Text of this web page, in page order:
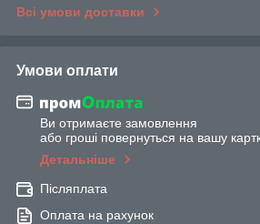
Всі умови доставки
Умови оплати
Ви отримаєте замовлення
або гроші повернуться на вашу
Детальніше
Післяплата
Оплата на рахунок